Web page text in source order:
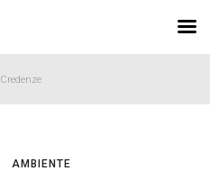
Credenze
AMBIENTE